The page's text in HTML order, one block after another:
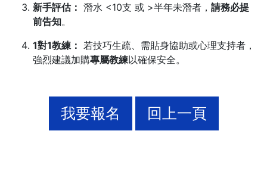
新手評估： 潛水 <10支 或 >半年未潛者， 請務必提
前告知。
1對1教練： 若技巧生疏、需貼身協助或心理支持者，
強烈建議加購專屬教練以確保安全。
我要報名 回上一頁